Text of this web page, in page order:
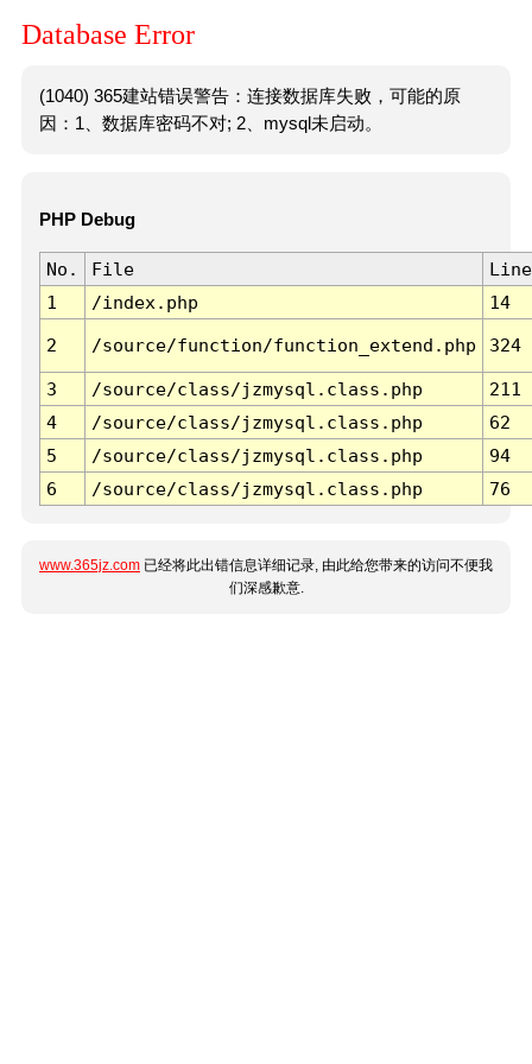
Database Error
(1040) 365建站错误警告：连接数据库失败，可能的原
因：1、数据库密码不对; 2、mysql未启动。
PHP Debug
No. File
Line
1
/index.php 14
2 /source/function/function_extend.php 324
3 /source/class/jzmysql.class.php
211
4
/source/class/jzmysql.class.php
62
5
/source/class/jzmysql.class.php
94
6
/source/class/jzmysql.class.php 76
www.365jz.com 已经将此出错信息详细记录, 由此给您带来的访问不便我
们深感歉意.